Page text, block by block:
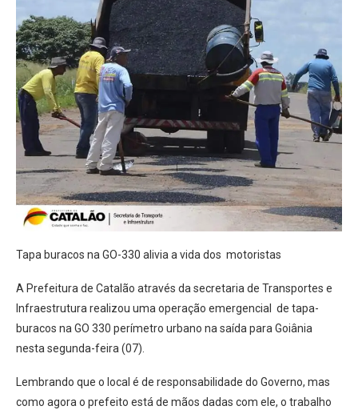
Tapa buracos na GO-330 alivia a vida dos motoristas
A Prefeitura de Catalão através da secretaria de Transportes e
Infraestrutura realizou uma operação emergencial de tapa-
buracos na GO 330 perímetro urbano na saída para Goiânia
nesta segunda-feira (07).
Lembrando que o local é de responsabilidade do Governo, mas
como agora o prefeito está de mãos dadas com ele, o trabalho